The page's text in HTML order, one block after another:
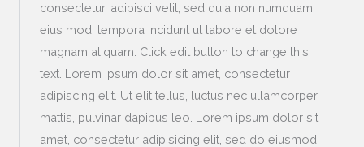
consectetur, adipisci velit, sed quia non numquam
eius modi tempora incidunt ut labore et dolore
magnam aliquam. Click edit button to change this
text. Lorem ipsum dolor sit amet, consectetur
adipiscing elit. Ut elit tellus, luctus nec ullamcorper
mattis, pulvinar dapibus leo. Lorem ipsum dolor sit
amet, consectetur adipisicing elit, sed do eiusmod